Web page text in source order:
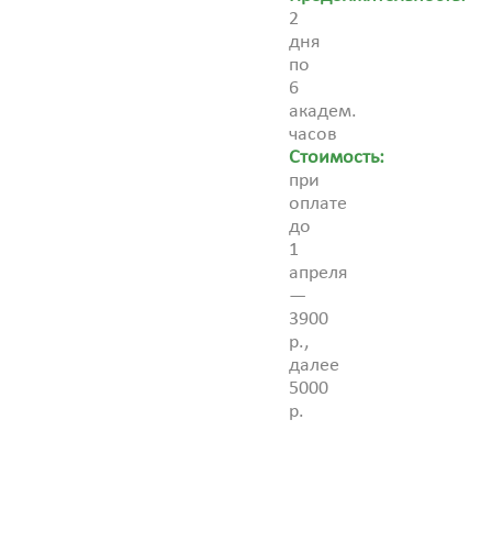
2
дня
по
6
академ.
часов
Стоимость:
при
оплате
до
1
апреля
—
3900
р.,
далее
5000
р.